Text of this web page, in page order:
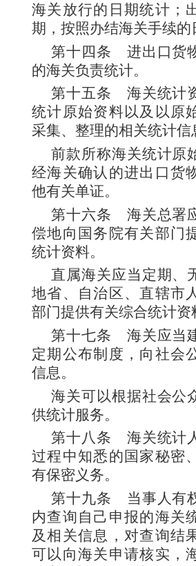
海关放行的日期统计；
期，按照办结海关手续的
第十四条 进出口货
的海关负责统计。
第十五条 海关统计
统计原始资料以及以原
采集、整理的相关统计信
前款所称海关统计原
经海关确认的进出口货
他有关单证。
第十六条 海关总署
偿地向国务院有关部门
统计资料。
直属海关应当定期、
地省、自治区、直辖市
部门提供有关综合统计资
第十七条 海关应当
定期公布制度，向社会
信息。
海关可以根据社会公
供统计服务。
第十八条 海关统计
过程中知悉的国家秘密
有保密义务。
第十九条 当事人有
内查询自己申报的海关
及相关信息，对查询结
可以向海关申请核实，